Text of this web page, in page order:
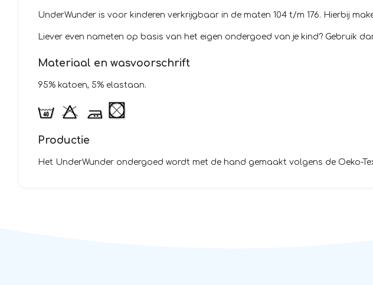
UnderWunder is voor kinderen verkrijgbaar in de maten 104 t/m 176. Hierbij
Liever even nameten op basis van het eigen ondergoed van je kind? Gebruik
Materiaal en wasvoorschrift
95% katoen, 5% elastaan.
Productie
Het UnderWunder ondergoed wordt met de hand gemaakt volgens de Oeko-